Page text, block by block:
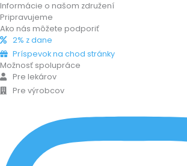
Informácie o našom združení
Pripravujeme
Ako nás môžete podporiť
2% z dane
Príspevok na chod stránky
Možnosť spolupráce
Pre lekárov
Pre výrobcov